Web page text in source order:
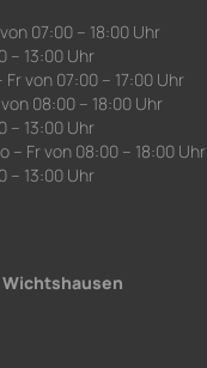
07:00 – 18:00 Uhr
– 13:00 Uhr
von 07:00 – 17:00 Uhr
08:00 – 18:00 Uhr
– 13:00 Uhr
– Fr von 08:00 – 18:00 Uhr
– 13:00 Uhr